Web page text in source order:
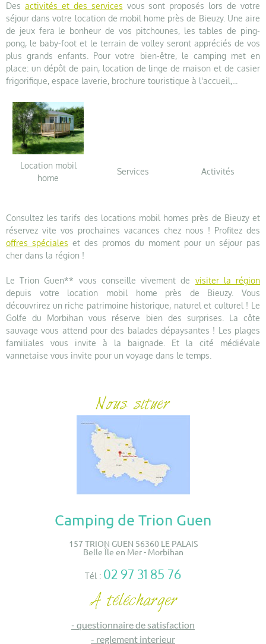
Des activités et des services vous sont proposés lors de votre
séjour dans votre location de mobil home près de Bieuzy. Une aire
de jeux fera le bonheur de vos pitchounes, les tables de ping-
pong, le baby-foot et le terrain de volley seront appréciés de vos
plus grands enfants. Pour votre bien-être, le camping met en
place: un dépôt de pain, location de linge de maison et de casier
frigorifique, espace laverie, brochure touristique à l'accueil,...
Location mobil
home
Services Activités
Consultez les tarifs des locations mobil homes près de Bieuzy et
réservez vite vos prochaines vacances chez nous ! Profitez des
offres spéciales et des promos du moment pour un séjour pas
cher dans la région !
Le Trion Guen** vous conseille vivement de visiter la région
depuis votre location mobil home près de Bieuzy. Vous
découvrirez un riche patrimoine historique, naturel et culturel ! Le
Golfe du Morbihan vous réserve bien des surprises. La côte
sauvage vous attend pour des balades dépaysantes ! Les plages
familiales vous invite à la baignade. Et la cité médiévale
vannetaise vous invite pour un voyage dans le temps.
Camping de Trion Guen
157 TRION GUEN 56360 LE PALAIS
Belle Île en Mer - Morbihan
Tél : 02 97 31 85 76
- questionnaire de satisfaction
- reglement interieur